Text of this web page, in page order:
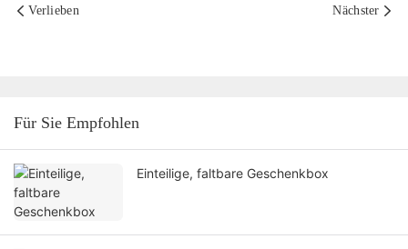
Verlieben Nächster
Für Sie Empfohlen
Einteilige, faltbare Geschenkbox